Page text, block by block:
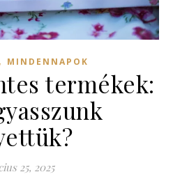
, MINDENNAPOK
termékek:
25, 2025